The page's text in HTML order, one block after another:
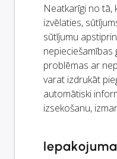
Neatkarīgi no tā,
izvēlaties,
sūtījumu
nepieciešamības
problēmas ar
varat izdrukāt
automātiski
izsekošanu,